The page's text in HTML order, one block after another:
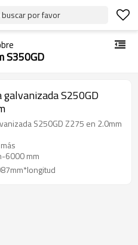
por favor
S350GD
galvanizada S250GD
S250GD Z275 en 2.0mm
6000 mm